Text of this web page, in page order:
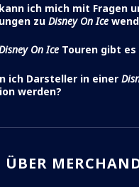
ich mich mit Fragen
zu Disney On Ice
On Ice Touren gibt
ich Darsteller in einer
werden?
ÜBER